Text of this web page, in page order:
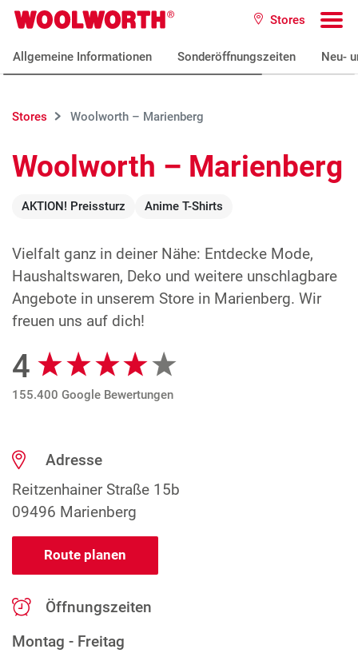
Zum Hauptinhalt
Woolworth GmbH Stores
Allgemeine Informationen Sonderöffnungszeiten Neu-
Stores Woolworth – Marienberg
Woolworth – Marienberg
AKTION! Preissturz Anime T-Shirts
Vielfalt ganz in deiner Nähe: Entdecke Mode,
Haushaltswaren, Deko und weitere unschlagbare
Angebote in unserem Store in Marienberg. Wir
freuen uns auf dich!
Google Bewertungen
4
155.400 Google Bewertungen
Adresse
Reitzenhainer Straße 15b
09496 Marienberg
Route planen
Öffnungszeiten
Montag - Freitag